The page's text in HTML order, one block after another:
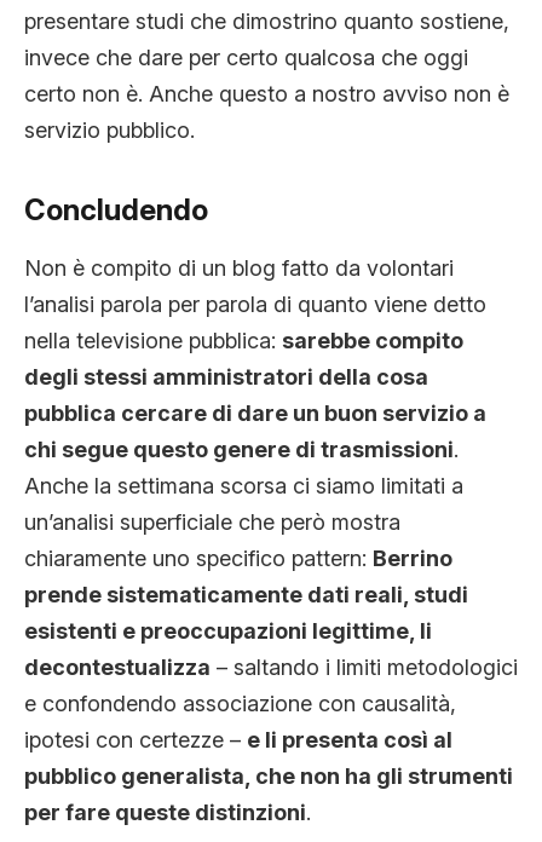
presentare studi che dimostrino quanto sostiene,
invece che dare per certo qualcosa che oggi
certo non è. Anche questo a nostro avviso non è
servizio pubblico.
Concludendo
Non è compito di un blog fatto da volontari
l’analisi parola per parola di quanto viene detto
nella televisione pubblica: sarebbe compito
degli stessi amministratori della cosa
pubblica cercare di dare un buon servizio a
chi segue questo genere di trasmissioni.
Anche la settimana scorsa ci siamo limitati a
un’analisi superficiale che però mostra
chiaramente uno specifico pattern: Berrino
prende sistematicamente dati reali, studi
esistenti e preoccupazioni legittime, li
decontestualizza – saltando i limiti metodologici
e confondendo associazione con causalità,
ipotesi con certezze – e li presenta così al
pubblico generalista, che non ha gli strumenti
per fare queste distinzioni.